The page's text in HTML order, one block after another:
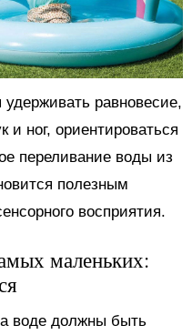
равновесие,
и ног, ориентироваться
переливание воды из
полезным
восприятия.
маленьких:
воде должны быть